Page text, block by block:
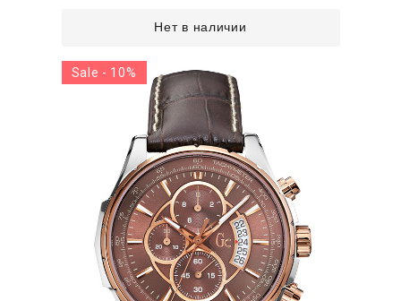
Нет в наличии
Sale - 10%